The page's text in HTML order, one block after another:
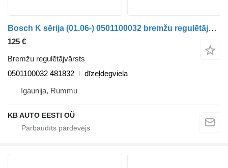
Bosch K sērija (01.06-) 0501100032 bremžu regulētājvārsts paredzēts Scania K,N,F-series bus (2006-) autobusa
125 €
Bremžu regulētājvārsts
0501100032 481832
dīzeļdegviela
Igaunija, Rummu
KB AUTO EESTI OÜ